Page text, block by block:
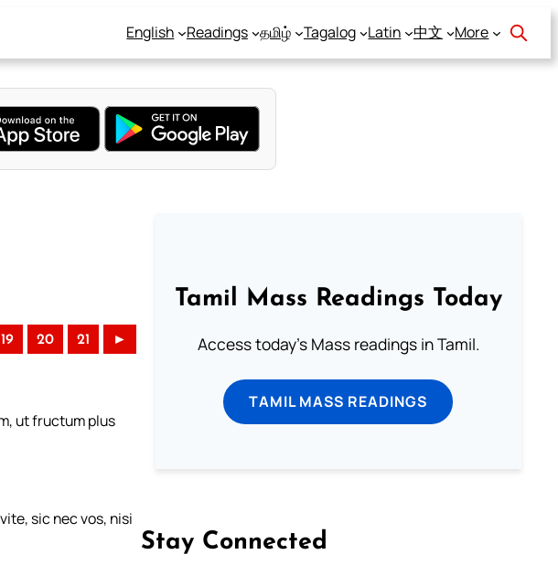
English Readings தமிழ் Tagalog Latin 中文 More
19 20 21 ►
ut fructum plus
sic nec vos, nisi
Tamil Mass Readings Today
Access today's Mass readings in Tamil.
TAMIL MASS READINGS
Stay Connected